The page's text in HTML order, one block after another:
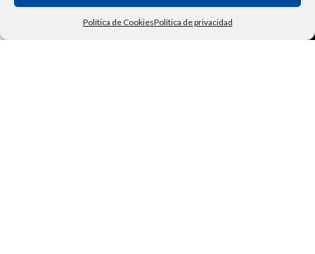
Política de CookiesPolítica de privacidad
Derecho de Desisitimiento
CarritoMi cuentaVehículo